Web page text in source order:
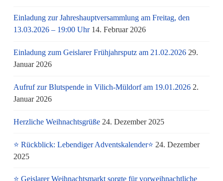
Einladung zur Jahreshauptversammlung am Freitag, den
13.03.2026 – 19:00 Uhr 14. Februar 2026
Einladung zum Geislarer Frühjahrsputz am 21.02.2026 29.
Januar 2026
Aufruf zur Blutspende in Vilich-Müldorf am 19.01.2026 2.
Januar 2026
Herzliche Weihnachtsgrüße 24. Dezember 2025
⭐ Rückblick: Lebendiger Adventskalender⭐ 24. Dezember
2025
⭐ Geislarer Weihnachtsmarkt sorgte für vorweihnachtliche